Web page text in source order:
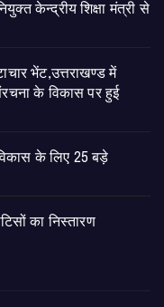
केन्द्रीय शिक्षा मंत्री से
भेंट,उत्तराखण्ड में
के विकास पर हुई
के लिए 25 बड़े
का निस्तारण